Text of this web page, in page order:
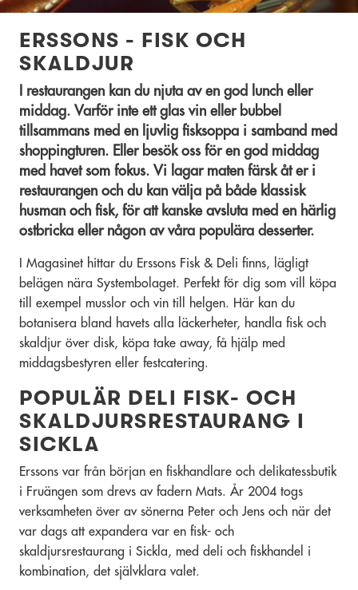
ERSSONS - FISK OCH
SKALDJUR
I restaurangen kan du njuta av en god lunch eller
middag. Varför inte ett glas vin eller bubbel
tillsammans med en ljuvlig fisksoppa i samband med
shoppingturen. Eller besök oss för en god middag
med havet som fokus. Vi lagar maten färsk åt er i
restaurangen och du kan välja på både klassisk
husman och fisk, för att kanske avsluta med en härlig
ostbricka eller någon av våra populära desserter.
I Magasinet hittar du Erssons Fisk & Deli finns, lägligt
belägen nära Systembolaget. Perfekt för dig som vill köpa
till exempel musslor och vin till helgen. Här kan du
botanisera bland havets alla läckerheter, handla fisk och
skaldjur över disk, köpa take away, få hjälp med
middagsbestyren eller festcatering.
POPULÄR DELI FISK- OCH
SKALDJURSRESTAURANG I
SICKLA
Erssons var från början en fiskhandlare och delikatessbutik
i Fruängen som drevs av fadern Mats. År 2004 togs
verksamheten över av sönerna Peter och Jens och när det
var dags att expandera var en fisk- och
skaldjursrestaurang i Sickla, med deli och fiskhandel i
kombination, det självklara valet.